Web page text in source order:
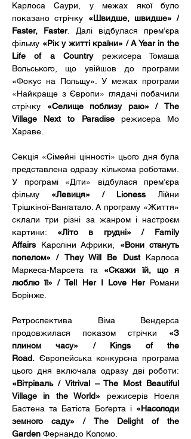
Карлоса Саури, у межах якої було
показано стрічку «Швидше, швидше» /
Faster, Faster. Далі відбулася прем’єра
фільму «Рік у житті країни» / A Year in the
Life of a Country режисера Томаша
Вольського, що увійшов до програми
«Фокус на Польщу». У межах програми
«Найкраще з Європи» глядачі побачили
стрічку «Селище поблизу раю» / The
Village Next to Paradise режисера Мо
Хараве.
Секція «Сімейні цінності» цього дня була
представлена одразу кількома роботами.
У програмі «Діти» відбулася прем’єра
фільму «Левиця» / Lioness Лійни
Трішкіної-Вангатало. А програму «Життя»
склали три різні за жанром і настроєм
картини: «Літо в грудні» / Family
Affairs Кароліни Африки, «Вони стануть
попелом» / They Will Be Dust Карлоса
Маркеса-Марсета та «Скажи їй, що я
люблю її» / Tell Her I Love Her Романи
Борінже.
Ретроспектива Віма Вендерса
продовжилася показом стрічки «З
плином часу» / Kings of the
Road. Європейська конкурсна програма
«Вітріваль / Vitrival – The Most Beautiful
Village in the World» режисерів Ноеля
Бастена та Батіста Боґерта і «Насолоди
земного саду» / The Delight of the
Garden Фернандо Коломо.